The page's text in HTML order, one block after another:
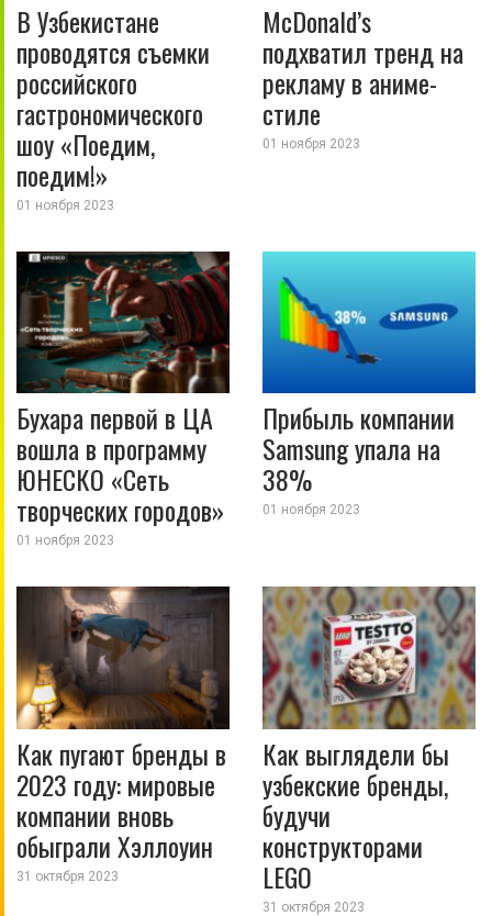
В Узбекистане
проводятся съемки
российского
гастрономического
шоу «Поедим,
поедим!»
01 ноября 2023
McDonald’s
подхватил тренд на
рекламу в аниме-
стиле
01 ноября 2023
Бухара первой в ЦА
вошла в программу
ЮНЕСКО «Сеть
творческих городов»
01 ноября 2023
Прибыль компании
Samsung упала на
38%
01 ноября 2023
Как пугают бренды в
2023 году: мировые
компании вновь
обыграли Хэллоуин
31 октября 2023
Как выглядели бы
узбекские бренды,
будучи
конструкторами
LEGO
31 октября 2023